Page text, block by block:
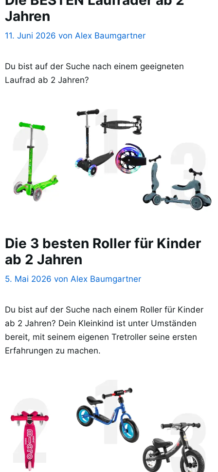
Jahren
11. Juni 2026 von Alex Baumgartner
Du bist auf der Suche nach einem geeigneten
Laufrad ab 2 Jahren?
Die 3 besten Roller für Kinder
ab 2 Jahren
5. Mai 2026 von Alex Baumgartner
Du bist auf der Suche nach einem Roller für Kinder
ab 2 Jahren? Dein Kleinkind ist unter Umständen
bereit, mit seinem eigenen Tretroller seine ersten
Erfahrungen zu machen.